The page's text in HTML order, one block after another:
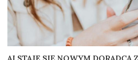
AI STAJE SIĘ NOWYM DORADCĄ